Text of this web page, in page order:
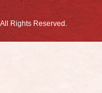
Rights Reserved.